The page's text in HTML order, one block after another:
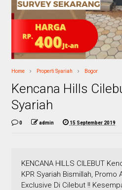
Home Properti Syariah Bogor
Kencana Hills
Syariah
0 admin 15 September 2019
KENCANA HILLS CILEBUT
KPR Syariah Bismillah, Promo
Exclusive Di Cilebut !!